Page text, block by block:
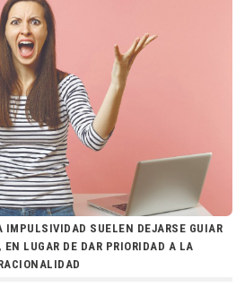
SUELEN DEJARSE GUIAR
LUGAR DE DAR PRIORIDAD A LA